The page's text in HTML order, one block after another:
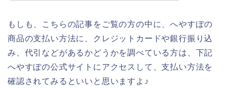
もしも、こちらの記事をご覧の方の中に、へやすぽの
商品の支払い方法に、クレジットカードや銀行振り込
み、代引などがあるかどうかを調べている方は、下記
へやすぽの公式サイトにアクセスして、支払い方法を
確認されてみるといいと思いますよ♪